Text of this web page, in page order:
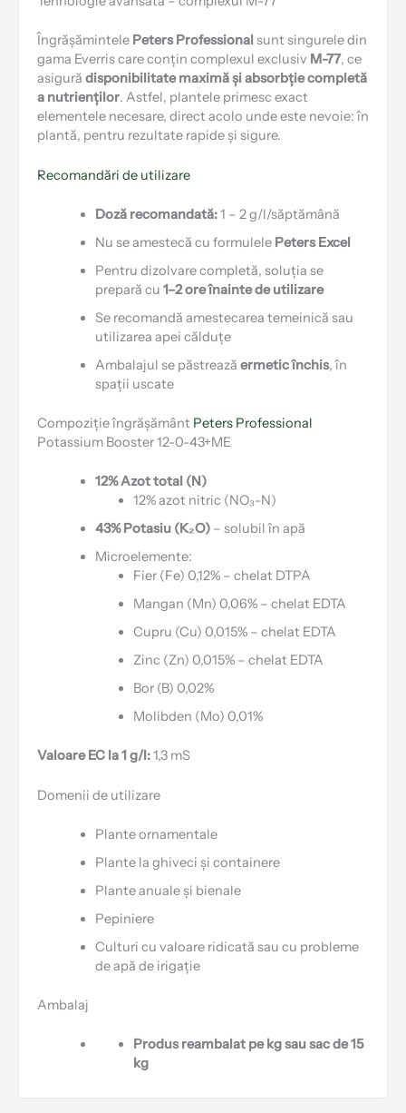
Îngrășămintele Peters Professional sunt singurele din
gama Everris care conțin complexul exclusiv M-77, ce
asigură disponibilitate maximă și absorbție completă
a nutrienților. Astfel, plantele primesc exact
elementele necesare, direct acolo unde este nevoie: în
plantă, pentru rezultate rapide și sigure.
Recomandări de utilizare
Doză recomandată:1 – 2 g/l/săptămână
Nu se amestecă cu formulele Peters Excel
Pentru dizolvare completă, soluția se
prepară cu 1–2 ore înainte de utilizare
Se recomandă amestecarea temeinică sau
utilizarea apei călduțe
Ambalajul se păstrează ermetic închis, în
spații uscate
Compoziție îngrășământ Peters Professional
Potassium Booster 12-0-43+ME
12% Azot total (N)
12% azot nitric (NO₃-N)
43% Potasiu (K₂O)– solubil în apă
Microelemente:
Fier (Fe) 0,12% – chelat DTPA
Mangan (Mn) 0,06% – chelat EDTA
Cupru (Cu) 0,015% – chelat EDTA
Zinc (Zn) 0,015% – chelat EDTA
Bor (B) 0,02%
Molibden (Mo) 0,01%
Valoare EC la 1 g/l:1,3 mS
Domenii de utilizare
Plante ornamentale
Plante la ghiveci și containere
Plante anuale și bienale
Pepiniere
Culturi cu valoare ridicată sau cu probleme
de apă de irigație
Ambalaj
Produs reambalat pe kg sau sac de 15
kg